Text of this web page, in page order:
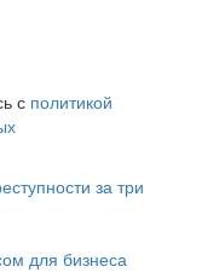
с политикой
за три
для бизнеса